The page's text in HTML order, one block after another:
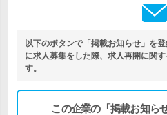
以下のボタンで「掲載お知らせ」を
に求人募集をした際、求人再開に関
す。
この企業の「掲載お知ら